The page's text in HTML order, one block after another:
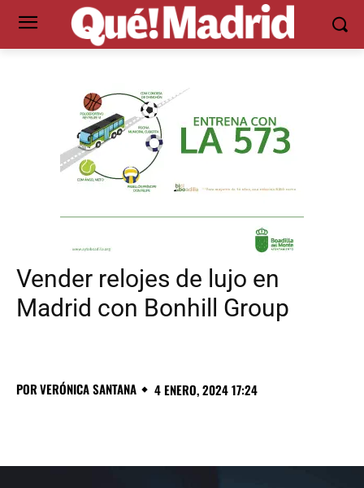
Vender relojes de lujo en
Madrid con Bonhill Group
PORVERÓNICA SANTANA 4 ENERO, 2024 17:24